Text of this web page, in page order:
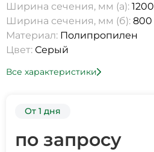
Ширина сечения, мм (а): 1200
Ширина сечения, мм (б): 800
Материал: Полипропилен
Цвет: Серый
Все характеристики
От 1 дня
по запросу